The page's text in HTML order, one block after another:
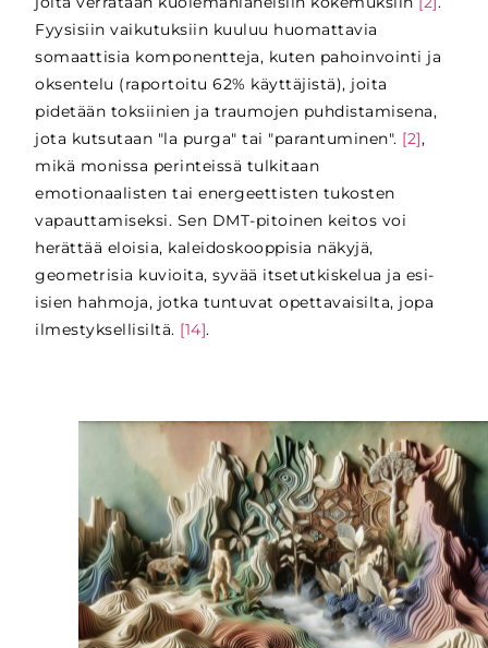
Fyysisiin vaikutuksiin kuuluu huomattavia
somaattisia komponentteja, kuten pahoinvointi ja
oksentelu (raportoitu 62% käyttäjistä), joita
pidetään toksiinien ja traumojen puhdistamisena,
jota kutsutaan "la purga" tai "parantuminen". [2],
mikä monissa perinteissä tulkitaan
emotionaalisten tai energeettisten tukosten
vapauttamiseksi. Sen DMT-pitoinen keitos voi
herättää eloisia, kaleidoskooppisia näkyjä,
geometrisia kuvioita, syvää itsetutkiskelua ja esi-
isien hahmoja, jotka tuntuvat opettavaisilta, jopa
ilmestyksellisiltä. [14].